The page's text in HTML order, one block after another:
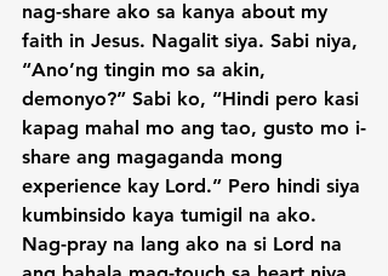
nag-share ako sa kanya about my
faith in Jesus. Nagalit siya. Sabi niya,
“Ano’ng tingin mo sa akin,
demonyo?” Sabi ko, “Hindi pero kasi
kapag mahal mo ang tao, gusto mo i-
share ang magaganda mong
experience kay Lord.” Pero hindi siya
kumbinsido kaya tumigil na ako.
Nag-pray na lang ako na si Lord na